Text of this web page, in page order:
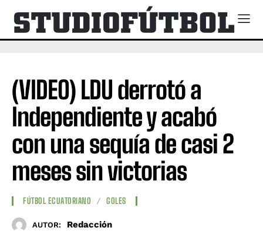
(VIDEO) LDU derrotó a
Independiente y acabó
con una sequía de casi 2
meses sin victorias
FÚTBOL ECUATORIANO GOLES
AUTOR: Redacción